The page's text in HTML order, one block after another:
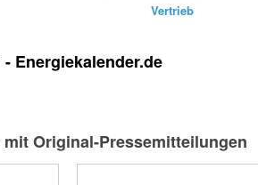
Vertrieb
Energiekalender.de
mit Original-Pressemitteilungen